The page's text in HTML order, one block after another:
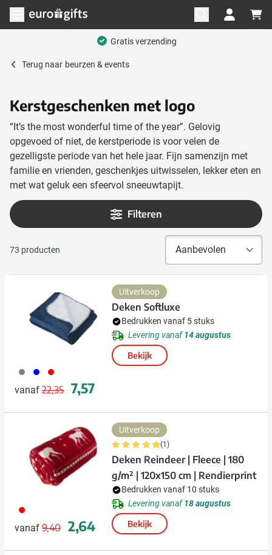
Ga naar de inhoud
Menu openen
Mega assortiment
Terug naar beurzen & events
Kerstgeschenken met logo
“It’s the most wonderful time of the year”. Gelovig
opgevoed of niet, de kerstperiode is voor velen de
gezelligste periode van het hele jaar. Fijn samenzijn met
familie en vrienden, geschenkjes uitwisselen, lekker eten en
met wat geluk een sfeervol sneeuwtapijt.
Filteren
73 producten
003 005 008
vanaf
Normale prijs
22,35
Speciale prijs
7,57
Uitverkoop
Deken Softluxe
Bedrukken vanaf 5 stuks
Levering vanaf14 augustus
Bekijk
008
vanaf
Normale prijs
9,40
Speciale prijs
2,64
Uitverkoop
(1)
Deken Reindeer | Fleece | 180
g/m² | 120x150 cm | Rendierprint
Bedrukken vanaf 10 stuks
Levering vanaf18 augustus
Bekijk